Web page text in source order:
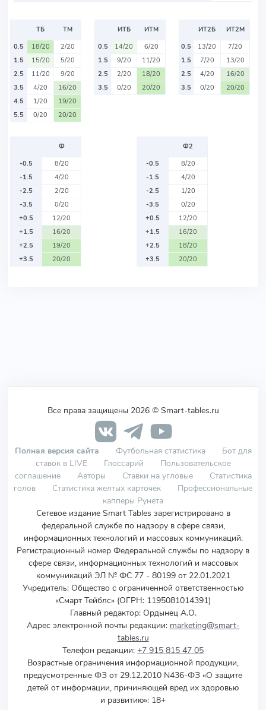
ТБ
ТМ
0.5
18/20
2/20
1.5
15/20
5/20
2.5
11/20
9/20
3.5
4/20
16/20
4.5
1/20
19/20
5.5
0/20 20/20
ИТБ
ИТМ
0.5
14/20
6/20
1.5
9/20
11/20
2.5
2/20
18/20
3.5
0/20 20/20
ИТ2Б
ИТ2М
0.5
13/20
7/20
1.5
7/20
13/20
2.5
4/20
16/20
3.5
0/20 20/20
Ф
-0.5
8/20
-1.5
4/20
-2.5
2/20
-3.5
0/20
+0.5
12/20
+1.5
16/20
+2.5
19/20
+3.5
20/20
Ф2
-0.5
8/20
-1.5
4/20
-2.5
1/20
-3.5
0/20
+0.5
12/20
+1.5
16/20
+2.5
18/20
+3.5
20/20
Все права защищены 2026 © Smart-tables.ru
Полная версия сайта Футбольная статистика
Бот для
ставок в LIVE
Глоссарий
Пользовательское
соглашение
Авторы Ставки на угловые
Статистика
голов
Статистика желтых карточек
Профессиональные
капперы Рунета
Сетевое издание Smart Tables зарегистрировано в
федеральной службе по надзору в сфере связи,
информационных технологий и массовых коммуникаций.
Регистрационный номер Федеральной службы по надзору в
сфере связи, информационных технологий и массовых
коммуникаций ЭЛ № ФС 77 - 80199 от 22.01.2021
Учредитель: Общество с ограниченной ответственностью
«Смарт Тейблс» (ОГРН: 1195081014391)
Главный редактор: Ордынец А.О.
Адрес электронной почты редакции: marketing@smart-
tables.ru
Телефон редакции: +7 915 815 47 05
Возрастные ограничения информационной продукции,
предусмотренные ФЗ от 29.12.2010 N436-ФЗ «О защите
детей от информации, причиняющей вред их здоровью
и развитию»: 18+